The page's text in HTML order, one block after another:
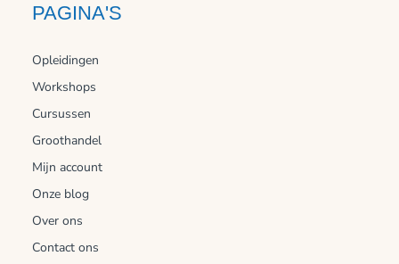
PAGINA'S
Opleidingen
Workshops
Cursussen
Groothandel
Mijn account
Onze blog
Over ons
Contact ons